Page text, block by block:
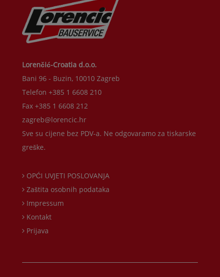
Lorenčić-Croatia d.o.o.
Bani 96 - Buzin, 10010 Zagreb
Telefon +385 1 6608 210
Fax +385 1 6608 212
zagreb@lorencic.hr
Sve su cijene bez PDV-a. Ne odgovaramo za tiskarske
greške.
OPĆI UVJETI POSLOVANJA
Zaštita osobnih podataka
Impressum
Kontakt
Prijava